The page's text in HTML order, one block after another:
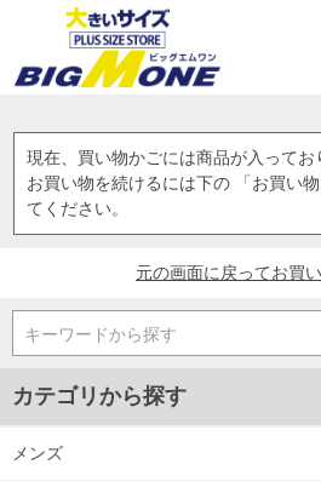
現在、買い物かごには商品が入ってお
お買い物を続けるには下の 「お買い
てください。
元の画面に戻ってお買
キーワードから探す
カテゴリから探す
メンズ